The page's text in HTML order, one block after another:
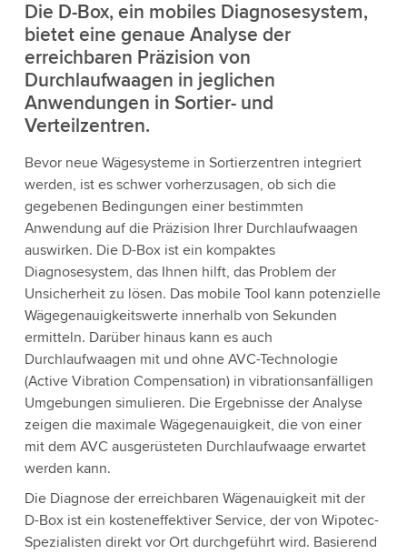
Weitere Informationen
Die D-Box, ein mobiles Diagnosesystem,
bietet eine genaue Analyse der
erreichbaren Präzision von
Durchlaufwaagen in jeglichen
Anwendungen in Sortier- und
Verteilzentren.
Bevor neue Wägesysteme in Sortierzentren integriert
werden, ist es schwer vorherzusagen, ob sich die
gegebenen Bedingungen einer bestimmten
Anwendung auf die Präzision Ihrer Durchlaufwaagen
auswirken. Die D-Box ist ein kompaktes
Diagnosesystem, das Ihnen hilft, das Problem der
Unsicherheit zu lösen. Das mobile Tool kann potenzielle
Wägegenauigkeitswerte innerhalb von Sekunden
ermitteln. Darüber hinaus kann es auch
Durchlaufwaagen mit und ohne AVC-Technologie
(Active Vibration Compensation) in vibrationsanfälligen
Umgebungen simulieren. Die Ergebnisse der Analyse
zeigen die maximale Wägegenauigkeit, die von einer
mit dem AVC ausgerüsteten Durchlaufwaage erwartet
werden kann.
Die Diagnose der erreichbaren Wägenauigkeit mit der
D-Box ist ein kosteneffektiver Service, der von Wipotec-
Spezialisten direkt vor Ort durchgeführt wird. Basierend